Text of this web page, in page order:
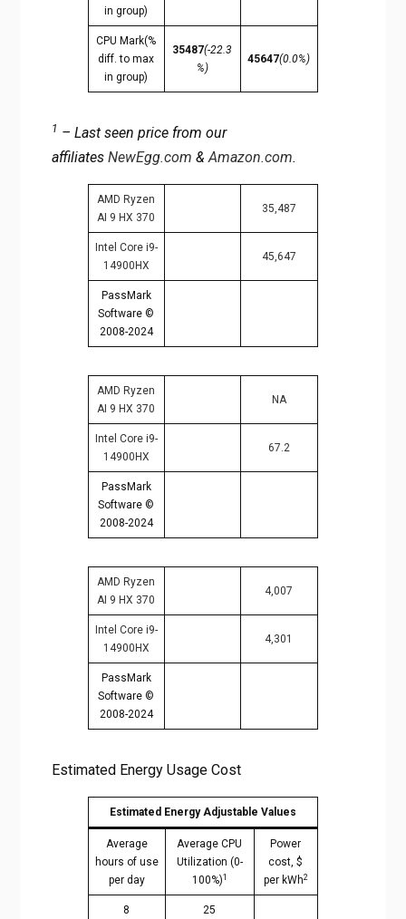
in group)
CPU Mark(%
diff. to max
in group)
35487(-22.3
%)
45647(0.0%)
1 – Last seen price from our
affiliates NewEgg.com &Amazon.com.
AMD Ryzen
AI 9 HX 370
35,487
Intel Core i9-
14900HX
45,647
PassMark
Software ©
2008-2024
AMD Ryzen
AI 9 HX 370
NA
Intel Core i9-
14900HX
67.2
PassMark
Software ©
2008-2024
AMD Ryzen
AI 9 HX 370
4,007
Intel Core i9-
14900HX
4,301
PassMark
Software ©
2008-2024
Estimated Energy Usage Cost
Estimated Energy Adjustable Values
Average
hours of use
per day
Average CPU
Utilization (0-
100%)1
Power
cost, $
per kWh2
8 25